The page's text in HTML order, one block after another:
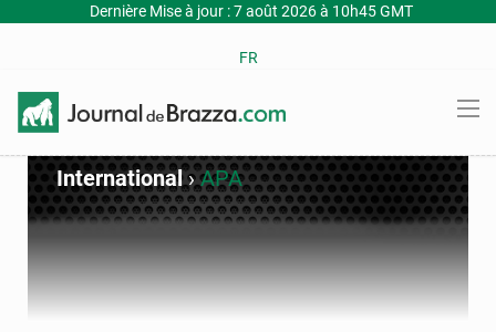
Dernière Mise à jour : 7 août 2026 à 10h45 GMT
FR
International›APA